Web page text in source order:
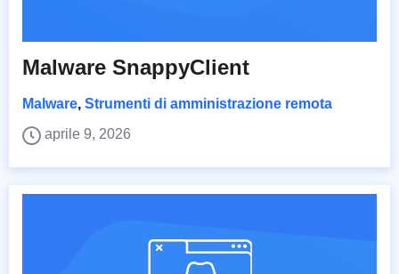
Malware SnappyClient
Malware, Strumenti di amministrazione remota
aprile 9, 2026